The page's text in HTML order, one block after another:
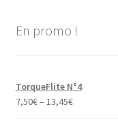
En promo !
TorqueFlite N°4
7,50€– 13,45€